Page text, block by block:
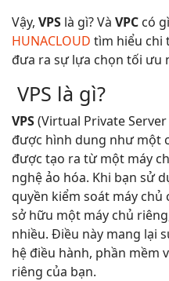
Vậy, VPS là gì? Và VPC có
HUNACLOUD tìm hiểu chi
đưa ra sự lựa chọn tối ưu
VPS là gì?
VPS(Virtual Private
được hình dung như một
được tạo ra từ một máy
nghệ ảo hóa. Khi bạn sử
quyền kiểm soát máy
sở hữu một máy chủ
nhiều. Điều này mang lại
hệ điều hành, phần mềm
riêng của bạn.